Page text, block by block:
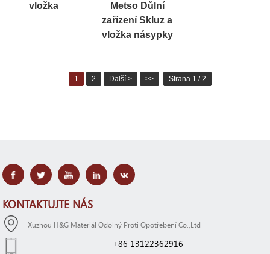
vložka
Metso Důlní
zařízení Skluz a
vložka násypky
1 2 Další > >> Strana 1 / 2
KONTAKTUJTE NÁS
Xuzhou H&G Materiál Odolný Proti Opotřebení Co.,Ltd
+86 13122362916